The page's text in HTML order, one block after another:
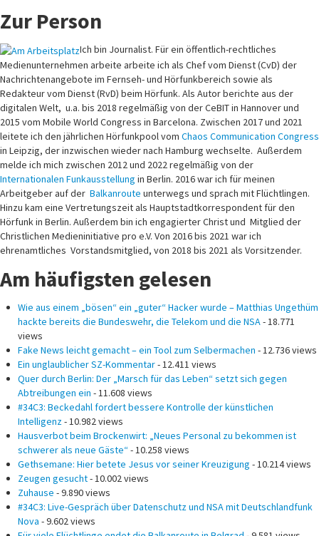
Zur Person
Ich bin Journalist. Für ein öffentlich-rechtliches
Medienunternehmen arbeite arbeite ich als Chef vom Dienst (CvD) der
Nachrichtenangebote im Fernseh- und Hörfunkbereich sowie als
Redakteur vom Dienst (RvD) beim Hörfunk. Als Autor berichte aus der
digitalen Welt, u.a. bis 2018 regelmäßig von der CeBIT in Hannover und
2015 vom Mobile World Congress in Barcelona. Zwischen 2017 und 2021
leitete ich den jährlichen Hörfunkpool vom Chaos Communication Congress
in Leipzig, der inzwischen wieder nach Hamburg wechselte. Außerdem
melde ich mich zwischen 2012 und 2022 regelmäßig von der
Internationalen Funkausstellung in Berlin. 2016 war ich für meinen
Arbeitgeber auf der Balkanroute unterwegs und sprach mit Flüchtlingen.
Hinzu kam eine Vertretungszeit als Hauptstadtkorrespondent für den
Hörfunk in Berlin. Außerdem bin ich engagierter Christ und Mitglied der
Christlichen Medieninitiative pro e.V. Von 2016 bis 2021 war ich
ehrenamtliches Vorstandsmitglied, von 2018 bis 2021 als Vorsitzender.
Am häufigsten gelesen
Wie aus einem „bösen“ ein „guter“ Hacker wurde – Matthias Ungethüm
hackte bereits die Bundeswehr, die Telekom und die NSA - 18.771
views
Fake News leicht gemacht – ein Tool zum Selbermachen - 12.736 views
Ein unglaublicher SZ-Kommentar- 12.411 views
Quer durch Berlin: Der „Marsch für das Leben“ setzt sich gegen
Abtreibungen ein - 11.608 views
#34C3: Beckedahl fordert bessere Kontrolle der künstlichen
Intelligenz - 10.982 views
Hausverbot beim Brockenwirt: „Neues Personal zu bekommen ist
schwerer als neue Gäste“- 10.258 views
Gethsemane: Hier betete Jesus vor seiner Kreuzigung - 10.214 views
Zeugen gesucht- 10.002 views
Zuhause - 9.890 views
#34C3: Live-Gespräch über Datenschutz und NSA mit Deutschlandfunk
Nova - 9.602 views